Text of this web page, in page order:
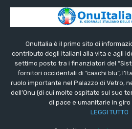
OnuItalia è il primo sito di
contributo degli italiani alla vita e agli
settimo posto tra i finanziatori del
fornitori occidentali di “caschi blu”,
ruolo importante nel Palazzo di Vetro,
dell’Onu (di cui molte ospitate sul suo
di pace e umanitarie in giro
LEGGI TUTTO